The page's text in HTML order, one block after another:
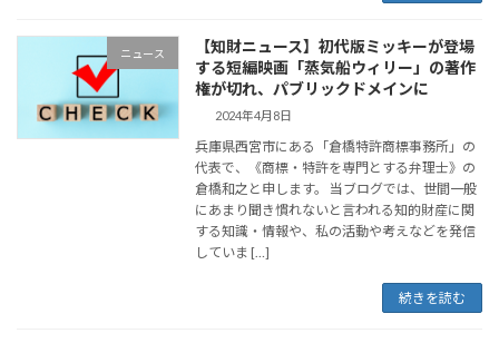
ニュース
【知財ニュース】初代版ミッキーが登場
する短編映画「蒸気船ウィリー」の著作
権が切れ、パブリックドメインに
2024年4月8日
兵庫県西宮市にある「倉橋特許商標事務所」の
代表で、《商標・特許を専門とする弁理士》の
倉橋和之と申します。 当ブログでは、世間一般
にあまり聞き慣れないと言われる知的財産に関
する知識・情報や、私の活動や考えなどを発信
していま […]
続きを読む